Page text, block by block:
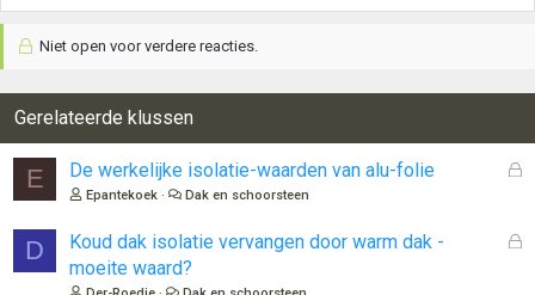
Niet open voor verdere reacties.
Gerelateerde klussen
E
G
De werkelijke isolatie-waarden van alu-folie
Epantekoek Dak en schoorsteen
D
G
Koud dak isolatie vervangen door warm dak -
moeite waard?